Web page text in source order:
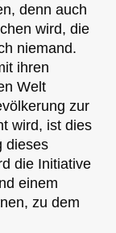
denn auch
wird, die
niemand.
ihren
Welt
zur
wird, ist dies
dieses
die Initiative
einem
zu dem